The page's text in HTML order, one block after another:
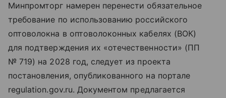
Минпромторг намерен перенести обязательное
требование по использованию российского
оптоволокна в оптоволоконных кабелях (ВОК)
для подтверждения их «отечественности» (ПП
№ 719) на 2028 год, следует из проекта
постановления, опубликованного на портале
regulation.gov.ru. Документом предлагается